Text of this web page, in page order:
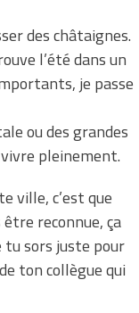
des châtaignes.
l’été dans un
je passe
ou des grandes
pleinement.
ville, c’est que
reconnue, ça
tu sors juste pour
ton collègue qui